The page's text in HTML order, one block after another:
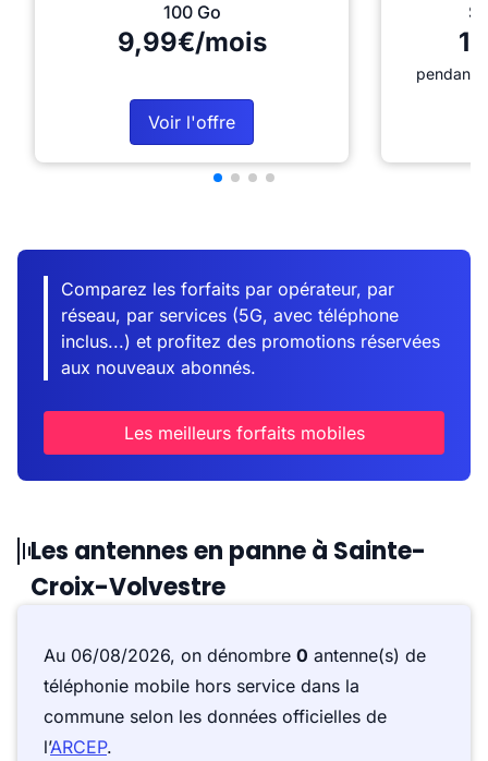
100 Go
9,99€/mois
Voir l'offre
pendant
Comparez les forfaits par opérateur, par
réseau, par services (5G, avec téléphone
inclus...) et profitez des promotions réservées
aux nouveaux abonnés.
Les meilleurs forfaits mobiles
Les antennes en panne à Sainte-
Croix-Volvestre
Au 06/08/2026, on dénombre 0 antenne(s) de
téléphonie mobile hors service dans la
commune selon les données officielles de
l’ARCEP.